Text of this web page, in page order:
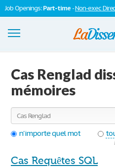
Job Openings:Part-time -Non-exec
S'inscrire
Se connecter
Contactez-nous
Cas Renglad
mémoires
n'importe quel mot
Cas Requêtes SQL